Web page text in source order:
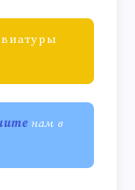
нам в